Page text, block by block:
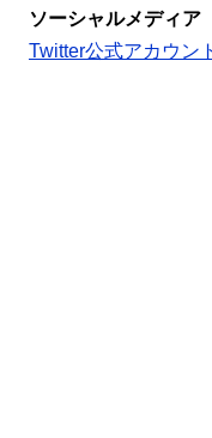
ソーシャルメディア
Twitter公式アカウン